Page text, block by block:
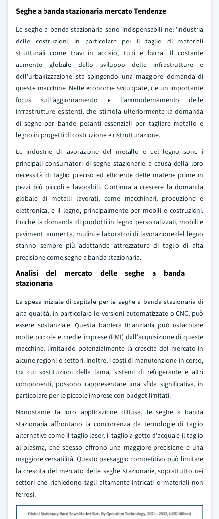
Seghe a banda stazionaria mercato Tendenze
Le seghe a banda stazionaria sono indispensabili nell'industria
delle costruzioni, in particolare per il taglio di materiali
strutturali come travi in acciaio, tubi e barra. Il costante
aumento globale dello sviluppo delle infrastrutture e
dell'urbanizzazione sta spingendo una maggiore domanda di
queste macchine. Nelle economie sviluppate, c'è un importante
focus sull'aggiornamento e l'ammodernamento delle
infrastrutture esistenti, che stimola ulteriormente la domanda
di seghe per bande pesanti essenziali per tagliare metallo e
legno in progetti di costruzione e ristrutturazione.
Le industrie di lavorazione del metallo e del legno sono i
principali consumatori di seghe stazionarie a causa della loro
necessità di taglio preciso ed efficiente delle materie prime in
pezzi più piccoli e lavorabili. Continua a crescere la domanda
globale di metalli lavorati, come macchinari, produzione e
elettronica, e il legno, principalmente per mobili e costruzioni.
Poiché la domanda di prodotti in legno personalizzati, mobili e
pavimenti aumenta, mulini e laboratori di lavorazione del legno
stanno sempre più adottando attrezzature di taglio di alta
precisione come seghe a banda stazionaria.
Analisi del mercato delle seghe a banda
stazionaria
La spesa iniziale di capitale per le seghe a banda stazionaria di
alta qualità, in particolare le versioni automatizzate o CNC, può
essere sostanziale. Questa barriera finanziaria può ostacolare
molte piccole e medie imprese (PMI) dall'acquisizione di queste
macchine, limitando potenzialmente la crescita del mercato in
alcune regioni o settori. Inoltre, i costi di manutenzione in corso,
tra cui sostituzioni della lama, sistemi di refrigerante e altri
componenti, possono rappresentare una sfida significativa, in
particolare per le piccole imprese con budget limitati.
Nonostante la loro applicazione diffusa, le seghe a banda
stazionaria affrontano la concorrenza da tecnologie di taglio
alternative come il taglio laser, il taglio a getto d'acqua e il taglio
al plasma, che spesso offrono una maggiore precisione e una
maggiore versatilità. Questo paesaggio competitivo può limitare
la crescita del mercato delle seghe stazionarie, soprattutto nei
settori che richiedono tagli altamente intricati o materiali non
ferrosi.